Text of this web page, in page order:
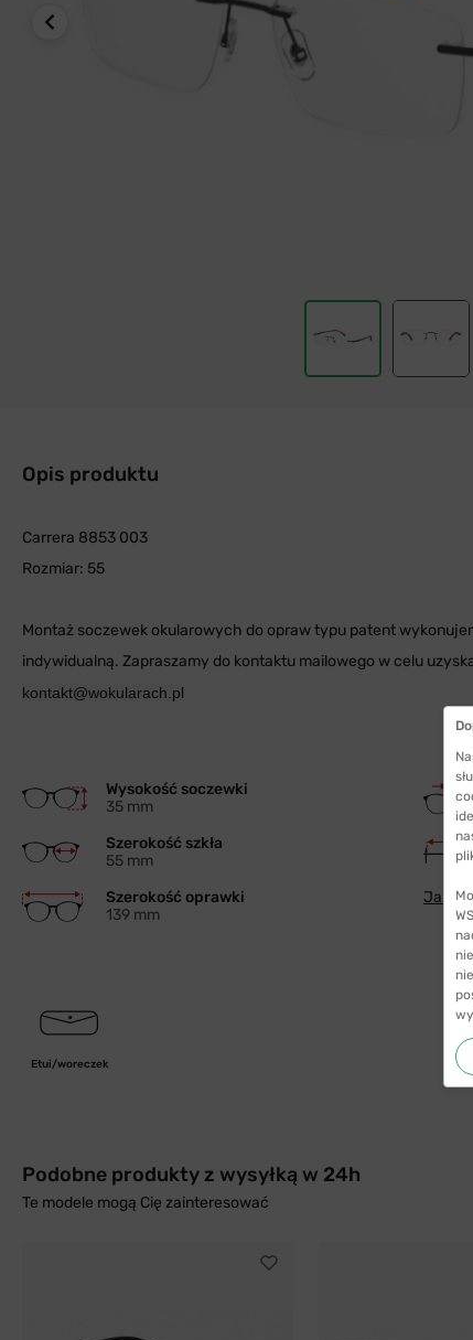
Opis produktu
Carrera 8853 003
Rozmiar: 55
Montaż soczewek okularowych do opraw typu patent
indywidualną. Zapraszamy do kontaktu mailowego w celu
kontakt@wokularach.pl
Wysokość soczewki
35 mm
Szerokość szkła
55 mm
Szerokość oprawki
139 mm
Jak
Etui/woreczek
Podobne produkty z wysyłką w 24h
Te modele mogą Cię zainteresować